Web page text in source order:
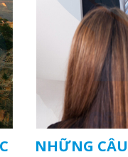
NHỮNG